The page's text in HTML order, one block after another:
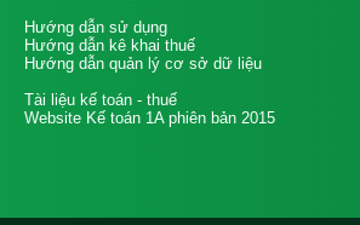
Hướng dẫn sử dụng
Hướng dẫn kê khai thuế
Hướng dẫn quản lý cơ sở dữ liệu
Tài liệu kế toán - thuế
Website Kế toán 1A phiên bản 2015